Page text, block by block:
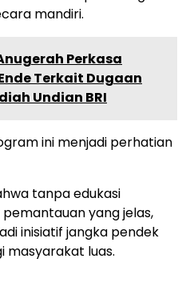
mandiri.
Perkasa
Terkait Dugaan
Undian BRI
ini menjadi perhatian
tanpa edukasi
yang jelas,
inisiatif jangka pendek
masyarakat luas.